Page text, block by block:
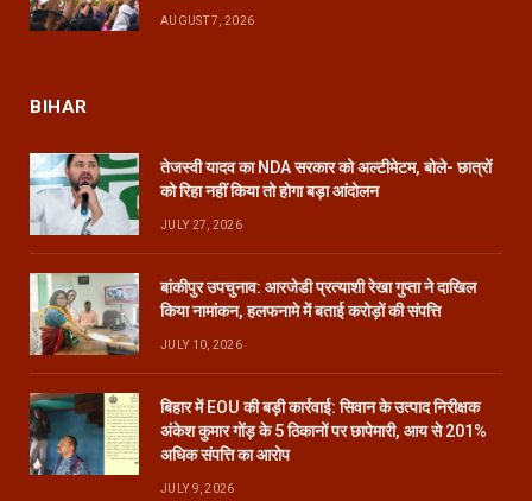
AUGUST 7, 2026
BIHAR
तेजस्वी यादव का NDA सरकार को अल्टीमेटम, बोले- छात्रों
को रिहा नहीं किया तो होगा बड़ा आंदोलन
JULY 27, 2026
बांकीपुर उपचुनाव: आरजेडी प्रत्याशी रेखा गुप्ता ने दाखिल
किया नामांकन, हलफनामे में बताई करोड़ों की संपत्ति
JULY 10, 2026
बिहार में EOU की बड़ी कार्रवाई: सिवान के उत्पाद निरीक्षक
अंकेश कुमार गोंड़ के 5 ठिकानों पर छापेमारी, आय से 201%
अधिक संपत्ति का आरोप
JULY 9, 2026